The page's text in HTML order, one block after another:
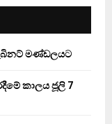
E
A
මණ්ඩලයට
කාලය ජූලි 7